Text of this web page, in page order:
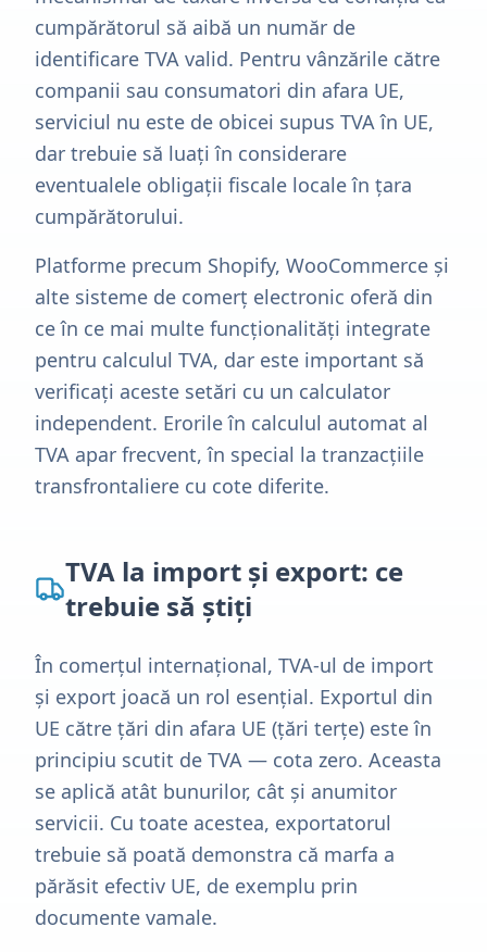
cumpărătorul să aibă un număr de
identificare TVA valid. Pentru vânzările către
companii sau consumatori din afara UE,
serviciul nu este de obicei supus TVA în UE,
dar trebuie să luați în considerare
eventualele obligații fiscale locale în țara
cumpărătorului.
Platforme precum Shopify, WooCommerce și
alte sisteme de comerț electronic oferă din
ce în ce mai multe funcționalități integrate
pentru calculul TVA, dar este important să
verificați aceste setări cu un calculator
independent. Erorile în calculul automat al
TVA apar frecvent, în special la tranzacțiile
transfrontaliere cu cote diferite.
TVA la import și export: ce
trebuie să știți
În comerțul internațional, TVA-ul de import
și export joacă un rol esențial. Exportul din
UE către țări din afara UE (țări terțe) este în
principiu scutit de TVA — cota zero. Aceasta
se aplică atât bunurilor, cât și anumitor
servicii. Cu toate acestea, exportatorul
trebuie să poată demonstra că marfa a
părăsit efectiv UE, de exemplu prin
documente vamale.